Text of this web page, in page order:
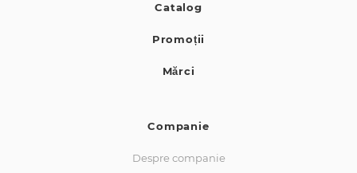
Catalog
Promoții
Mărci
Companie
Despre companie